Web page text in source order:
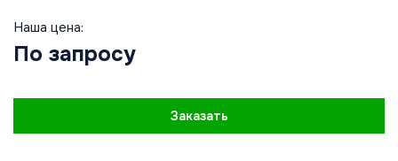
Наша цена:
По запросу
Заказать